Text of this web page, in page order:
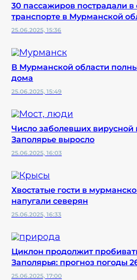
30 пассажиров пострадали
транспорте в Мурманской
25.06.2025, 15:36
В Мурманской области
дома
25.06.2025, 15:49
Число заболевших вирусной
Заполярье выросло
25.06.2025, 16:03
Хвостатые гости в
напугали северян
25.06.2025, 16:33
Циклон продолжит
Заполярья: прогноз погоды
25.06.2025, 17:00